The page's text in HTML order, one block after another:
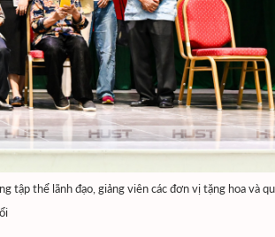
tập thể lãnh đạo, giảng viên các đơn vị tặng hoa và